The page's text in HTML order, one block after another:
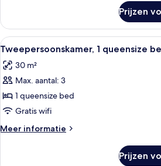
voor
persoon,
balkon
Prijzen
Alle
foto's
voor
Tweepersoonskamer,
1
queensize
bed,
balkon
Een
4
Tweepersoonskamer, 1 queensize
30 m²
Max. aantal: 3
1 queensize bed
Gratis wifi
Meer informatie
Meer
Prijzen